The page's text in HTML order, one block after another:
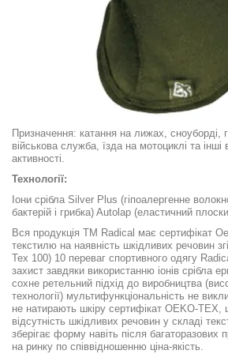
Призначення: катання на лижах, сноуборді,
військова служба, їзда на мотоциклі та інші
активності.
Технології:
Іони срібла Silver Plus (гіпоалергенне
бактерій і грибка) Autolap (еластичний
Вся продукція ТМ Radical має сертифікат
текстилю на наявність шкідливих речовин
Tex 100) 10 переваг спортивного одягу
захист завдяки використанню іонів срібла
сохне ретельний підхід до виробництва
технології) мультифункціональність не
не натирають шкіру сертифікат OEKO-TEX,
відсутність шкідливих речовин у складі
зберігає форму навіть після багаторазових
на ринку по співвідношенню ціна-якість.